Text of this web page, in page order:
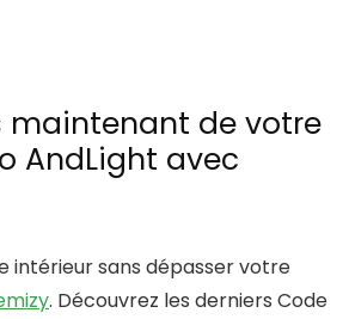
maintenant de votre
AndLight avec
intérieur sans dépasser votre
. Découvrez les derniers Code